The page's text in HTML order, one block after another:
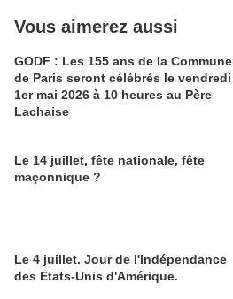
Vous aimerez aussi
GODF : Les 155 ans de la Commune
de Paris seront célébrés le vendredi
1er mai 2026 à 10 heures au Père
Lachaise
Le 14 juillet, fête nationale, fête
maçonnique ?
Le 4 juillet. Jour de l'Indépendance
des Etats-Unis d'Amérique.